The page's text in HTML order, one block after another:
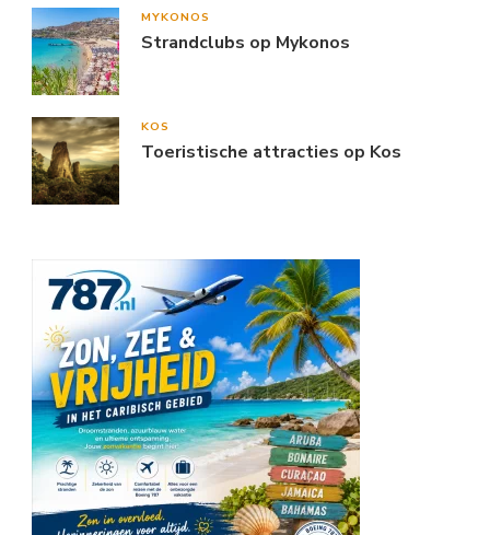
MYKONOS
Strandclubs op Mykonos
KOS
Toeristische attracties op Kos